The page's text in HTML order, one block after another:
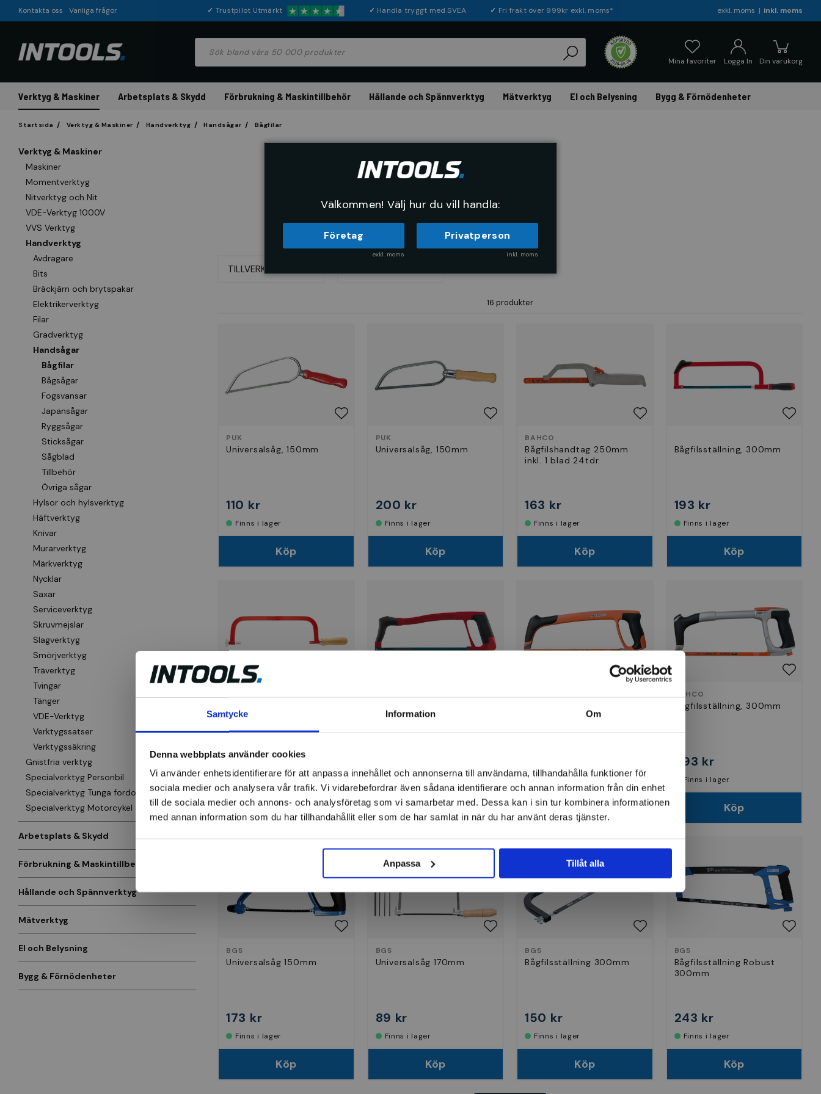
Samtycke Information Om
Denna webbplats använder cookies
Vi använder enhetsidentifierare för att anpassa innehållet och annonserna till användarna, tillhandahålla funktioner för
sociala medier och analysera vår trafik. Vi vidarebefordrar även sådana identifierare och annan information från din enhet
till de sociala medier och annons- och analysföretag som vi samarbetar med. Dessa kan i sin tur kombinera informationen
med annan information som du har tillhandahållit eller som de har samlat in när du har använt deras tjänster.
Anpassa Tillåt alla
exkl. moms inkl. moms
Kontakta oss Vanliga frågor ✓ Trustpilot Utmärkt ✓ Handla tryggt med SVEA ✓ Fri frakt över 999kr exkl. moms*
Din varukorg
Logga In
Mina favoriter
Verktyg & Maskiner Arbetsplats & Skydd Förbrukning & Maskintillbehör Hållande och Spännverktyg Mätverktyg El och Belysning Bygg & Förnödenheter
Startsida Verktyg & Maskiner Handverktyg Handsågar Bågfilar
Verktyg & Maskiner
Maskiner
Momentverktyg
Nitverktyg och Nit
VDE-Verktyg 1000V
VVS Verktyg
Handverktyg
Avdragare
Bits
Bräckjärn och brytspakar
Elektrikerverktyg
Filar
Gradverktyg
Handsågar
Bågfilar
Bågsågar
Fogsvansar
Japansågar
Ryggsågar
Sticksågar
Sågblad
Tillbehör
Övriga sågar
Hylsor och hylsverktyg
Häftverktyg
Knivar
Murarverktyg
Märkverktyg
Nycklar
Saxar
Serviceverktyg
Skruvmejslar
Slagverktyg
Smörjverktyg
Träverktyg
Tvingar
Tänger
VDE-Verktyg
Verktygssatser
Verktygssäkring
Gnistfria verktyg
Specialverktyg Personbil
Specialverktyg Tunga fordon
Specialverktyg Motorcykel & Cykel
Arbetsplats & Skydd
Förbrukning & Maskintillbehör
Hållande och Spännverktyg
Mätverktyg
El och Belysning
Bygg & Förnödenheter
TILLVERKARE
16 produkter
PUK
Universalsåg, 150mm
110 kr
Finns i lager
Köp
PUK
Universalsåg, 150mm
200 kr
Finns i lager
Köp
BAHCO
Bågfilshandtag 250mm
inkl. 1 blad 24tdr.
163 kr
Finns i lager
Köp
Bågfilsställning, 300mm
193 kr
Finns i lager
Köp
utan blad
125 kr
Finns i lager
Köp
Finns i lager
Köp
Finns i lager
Köp
BAHCO
Bågfilsställning, 300mm
693 kr
Finns i lager
Köp
BGS
Universalsåg 150mm
173 kr
Finns i lager
Köp
BGS
Universalsåg 170mm
89 kr
Finns i lager
Köp
BGS
Bågfilsställning 300mm
150 kr
Finns i lager
Köp
BGS
Bågfilsställning Robust
300mm
243 kr
Finns i lager
Köp
Välkommen! Välj hur du vill handla:
Företag
exkl. moms
Privatperson
inkl. moms